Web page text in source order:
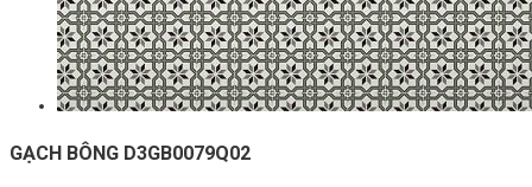
GẠCH BÔNG D3GB0079Q02